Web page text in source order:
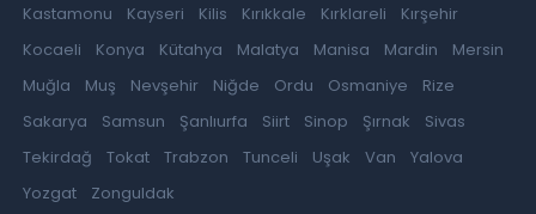
Kastamonu
Kayseri Kilis Kırıkkale Kırklareli
Kırşehir
Kocaeli
Konya Kütahya Malatya Manisa Mardin
Mersin
Muğla
Muş Nevşehir Niğde Ordu Osmaniye
Rize
Sakarya
Samsun Şanlıurfa Siirt Sinop Şırnak
Sivas
Tekirdağ
Tokat Trabzon Tunceli Uşak Van
Yalova
Yozgat
Zonguldak